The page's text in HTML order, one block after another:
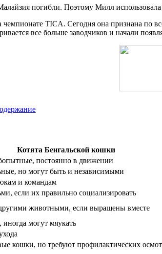
погибли. Поэтому Милл
TICA. Сегодня она признана по
все больше заводчиков и начали
Котята Бенгальской кошки
постоянно в движении
но могут быть и независимыми
и командам
если их правильно социализировать
животными, если выращены вместе
могут мяукать
кошки, но требуют профилактических